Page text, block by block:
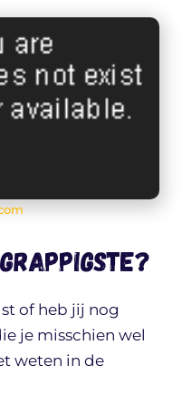
of heb jij nog
je misschien wel
weten in de